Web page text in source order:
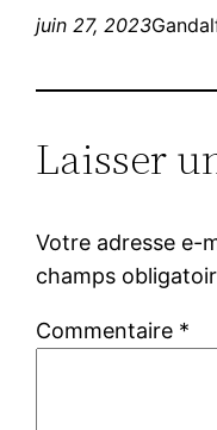
juin 27, 2023
Laisser
Votre adresse e-
champs
Commentaire *